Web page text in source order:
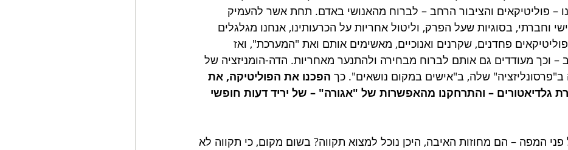
– פוליטיקאים והציבור הרחב – לברוח מהאנושי באדם. תחת אשר להעמיק
וחברתי, בסוגיות שעל הפרק, וליטול אחריות על הכרעותינו, אנחנו מגלגלים
פחדנים, שקרנים ואנוכיים, מאשימים אותם ואת "המערכת", ואז
– וכך מעודדים גם אותם לברוח מבחירה ולהתנער מאחריות. הדה-הומניזציה של
ב"פרסונליזציה" שלה, ב"אישים במקום נושאים". כך הפכנו את הפוליטיקה, את
גלדיאטורים – והתרחקנו מהאפשרות של "אגורה" – של יריד דעות חופשי
המפה – הם מחוזות האיבה, היכן נוכל למצוא תקווה? בשום מקום, כי תקווה לא